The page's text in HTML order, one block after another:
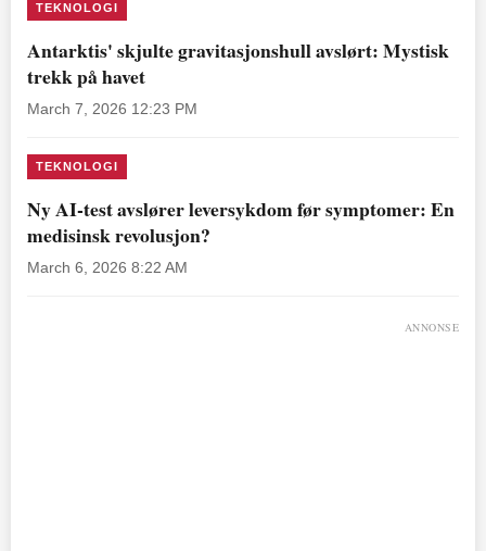
TEKNOLOGI
Antarktis' skjulte gravitasjonshull avslørt: Mystisk
trekk på havet
March 7, 2026 12:23 PM
TEKNOLOGI
Ny AI-test avslører leversykdom før symptomer: En
medisinsk revolusjon?
March 6, 2026 8:22 AM
ANNONSE